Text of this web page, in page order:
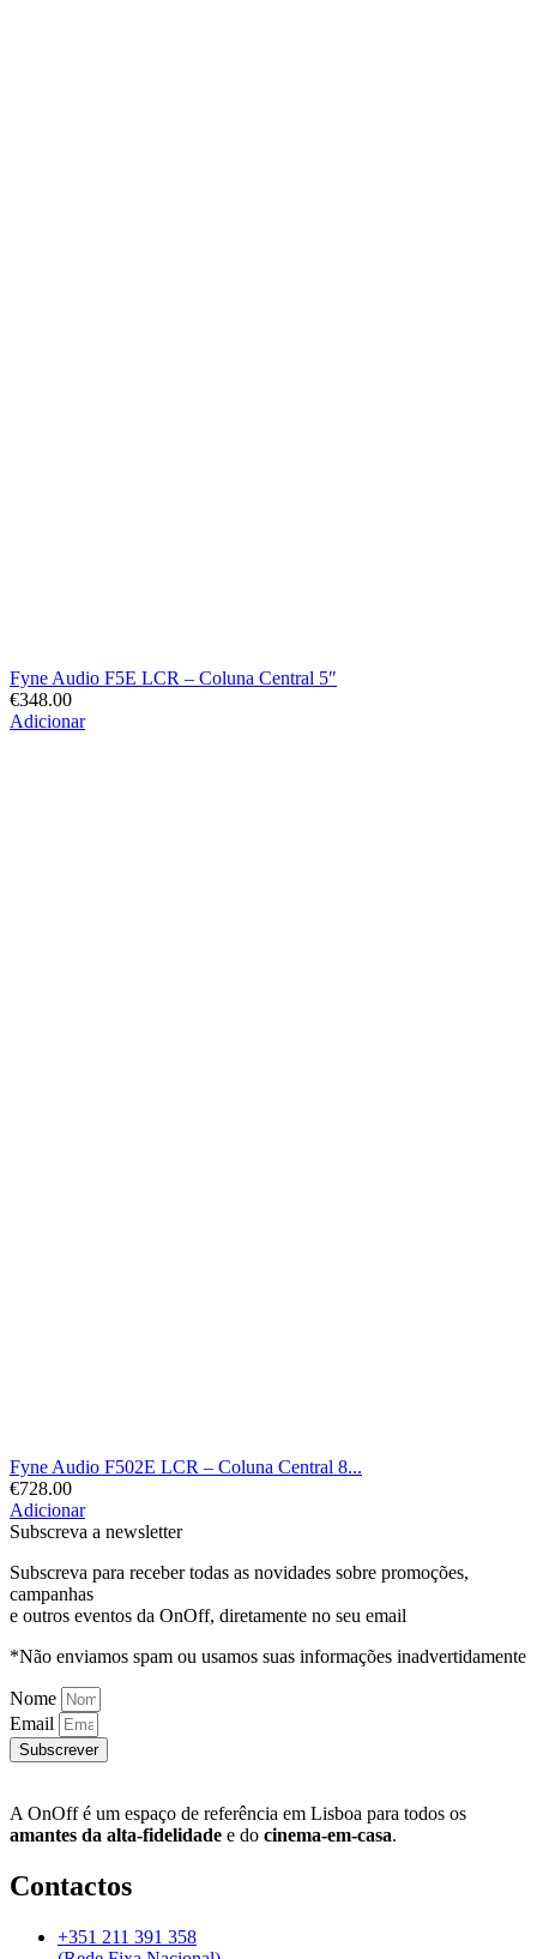
Fyne Audio F5E LCR – Coluna Central 5″
€348.00
Adicionar
Fyne Audio F502E LCR – Coluna Central 8...
€728.00
Adicionar
Subscreva a newsletter
Subscreva para receber todas as novidades sobre promoções,
campanhas
e outros eventos da OnOff, diretamente no seu email
*Não enviamos spam ou usamos suas informações inadvertidamente
Nome
Email
Subscrever
A OnOff é um espaço de referência em Lisboa para todos os
amantes da alta-fidelidade e do cinema-em-casa.
Contactos
+351 211 391 358